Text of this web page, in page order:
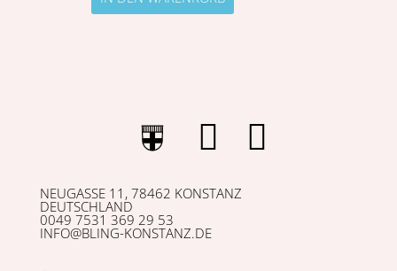
NEUGASSE 11, 78462 KONSTANZ
DEUTSCHLAND
0049 7531 369 29 53
INFO@BLING-KONSTANZ.DE